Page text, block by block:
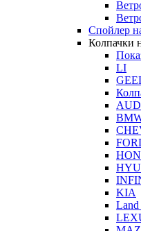
Спойлер
Колпачки
LI
KIA
Land